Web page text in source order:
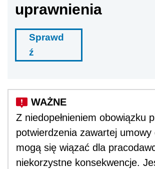
uprawnienia
Sprawd
ź
Z niedopełnieniem obowiązku
potwierdzenia zawartej umowy
mogą się wiązać dla
niekorzystne konsekwencje.